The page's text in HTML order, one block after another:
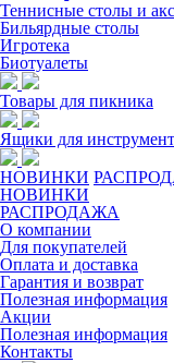
Теннисные столы и
Бильярдные столы
Игротека
Биотуалеты
Товары для пикника
Ящики для
НОВИНКИ
НОВИНКИ
РАСПРОДАЖА
О компании
Для покупателей
Оплата и доставка
Гарантия и возврат
Полезная информация
Акции
Полезная информация
Контакты